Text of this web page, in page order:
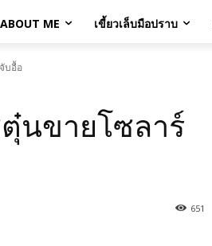
ME เขี้ยวเล็บมือปราบ
บอื้อ
นขายโซลาร์
651